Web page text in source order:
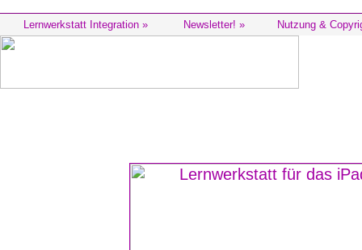
Lernwerkstatt Integration » Newsletter! » Nutzung &